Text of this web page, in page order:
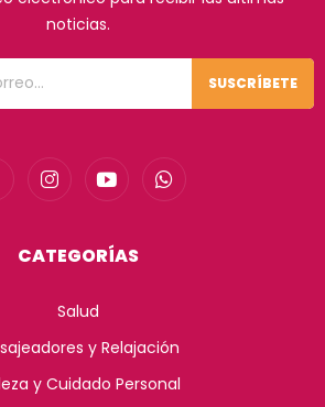
noticias.
SUSCRÍBETE
CATEGORÍAS
Salud
y Relajación
y Cuidado Personal